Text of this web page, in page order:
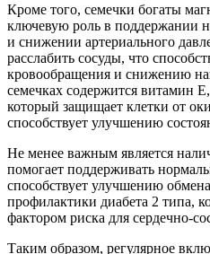
Кроме того, семечки богаты
ключевую роль в поддержании
и снижении артериального
расслабить сосуды, что
кровообращения и снижению
семечках содержится витамин
который защищает клетки от
способствует улучшению
Не менее важным является
помогает поддерживать
способствует улучшению
профилактики диабета 2 типа,
фактором риска для сердечно-
Таким образом, регулярное